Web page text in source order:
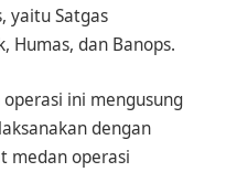
yaitu Satgas
Humas, dan Banops.
ini mengusung
dengan
medan operasi